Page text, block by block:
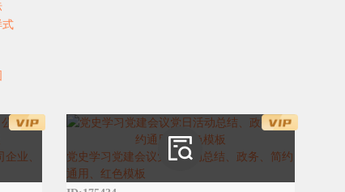
式
业、
党史学习党建会议党日活动总结、政务、简约
通用、红色模板